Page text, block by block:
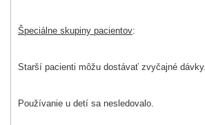
Špeciálne skupiny pacientov:
Starší pacienti môžu dostávať zvyčajné dávky.
Používanie u detí sa nesledovalo.